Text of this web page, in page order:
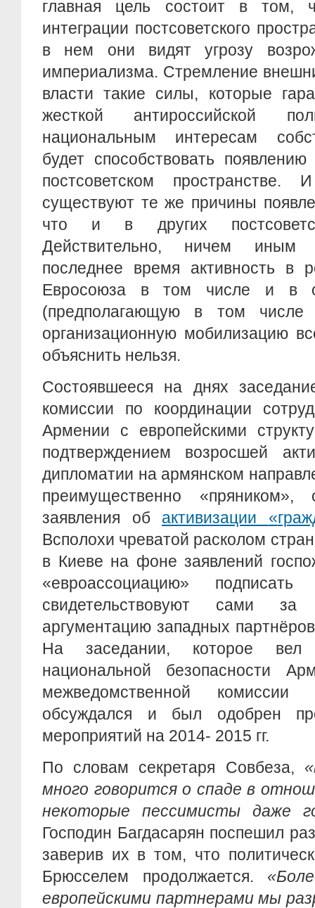
главная цель состоит в том,
интеграции постсоветского
в нем они видят угрозу
империализма. Стремление
власти такие силы, которые
жесткой антироссийской
национальным интересам
будет способствовать
постсоветском
существуют те же причины
что и в других
Действительно, ничем
последнее время активность в
Евросоюза в том числе и в
(предполагающую в том
организационную мобилизацию
объяснить нельзя.
Состоявшееся на днях
комиссии по координации
Армении с европейскими
подтверждением возросшей
дипломатии на армянском
преимущественно
заявления об активизации «
Всполохи чреватой расколом
в Киеве на фоне заявлений
«евроассоциацию»
свидетельствовуют сами
аргументацию западных
На заседании, которое вел
национальной безопасности
межведомственной комиссии
обсуждался и был одобрен
мероприятий на 2014- 2015 гг.
По словам секретаря Совбеза,
много говорится о спаде в
некоторые пессимисты даже
Господин Багдасарян поспешил
заверив их в том, что
Брюсселем продолжается.
европейскими партнерами мы